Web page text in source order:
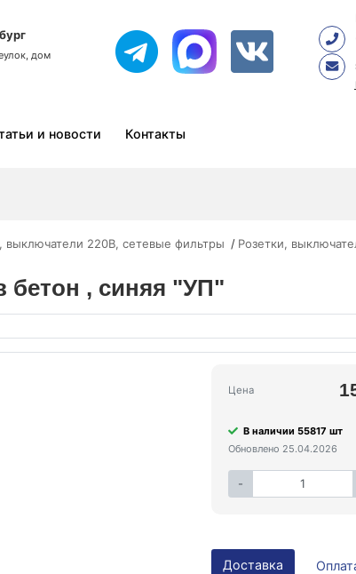
дом
и новости Контакты
выключатели 220В, сетевые фильтры Розетки,
бетон , синяя "УП"
Цена
В наличии 55817 шт
Обновлено 25.04.2026
-
Доставка